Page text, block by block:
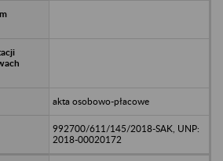
akta osobowo-płacowe
992700/611/145/2018-SAK, UNP:
2018-00020172